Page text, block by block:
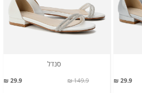
29.9 ₪
סנדל
29.9 ₪ 149.9 ₪